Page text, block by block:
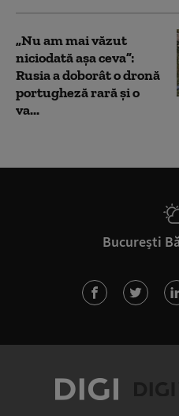
„Nu am mai văzut
niciodată așa ceva”:
Rusia a doborât o dronă
portugheză rară și o
va...
București